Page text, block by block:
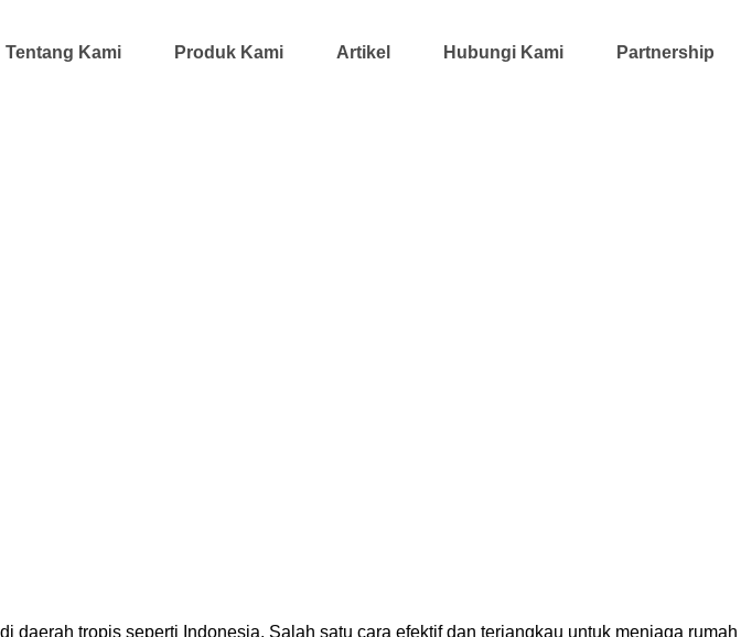
Tentang Kami Produk Kami Artikel Hubungi Kami Partnership
tropis seperti Indonesia. Salah satu cara efektif dan terjangkau untuk menjaga rumah